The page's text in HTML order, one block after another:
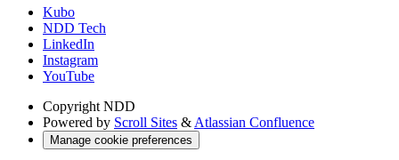
Kubo
NDD Tech
LinkedIn
Instagram
YouTube
Copyright NDD
Powered by Scroll Sites & Atlassian Confluence
Manage cookie preferences